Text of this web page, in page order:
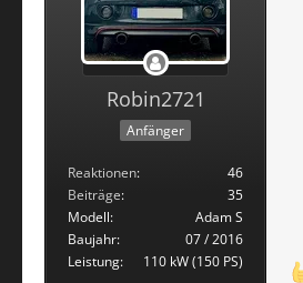
Robin2721
Anfänger
Reaktionen
46
Beiträge
35
Modell
Adam S
Baujahr
07 / 2016
Leistung
110 kW (150 PS)